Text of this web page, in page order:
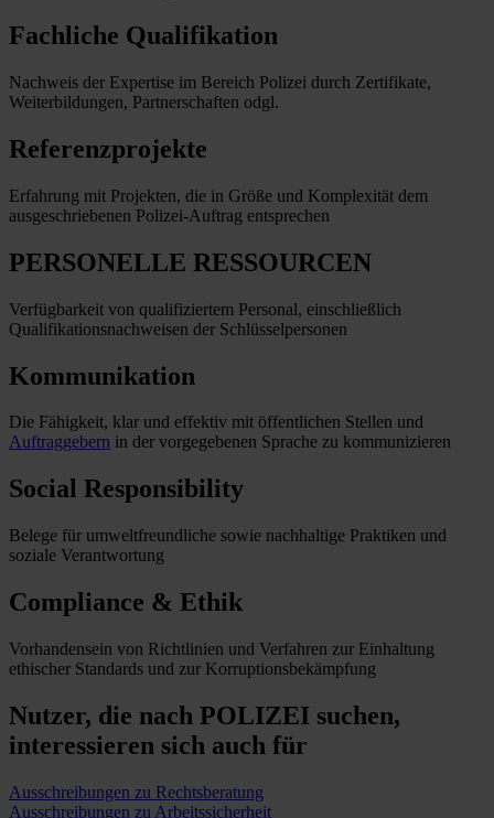
Fachliche Qualifikation
Nachweis der Expertise im Bereich Polizei durch Zertifikate,
Weiterbildungen, Partnerschaften odgl.
Referenzprojekte
Erfahrung mit Projekten, die in Größe und Komplexität dem
ausgeschriebenen Polizei-Auftrag entsprechen
PERSONELLE RESSOURCEN
Verfügbarkeit von qualifiziertem Personal, einschließlich
Qualifikationsnachweisen der Schlüsselpersonen
Kommunikation
Die Fähigkeit, klar und effektiv mit öffentlichen Stellen und
Auftraggebern in der vorgegebenen Sprache zu kommunizieren
Social Responsibility
Belege für umweltfreundliche sowie nachhaltige Praktiken und
soziale Verantwortung
Compliance & Ethik
Vorhandensein von Richtlinien und Verfahren zur Einhaltung
ethischer Standards und zur Korruptionsbekämpfung
Nutzer, die nach POLIZEI suchen,
interessieren sich auch für
Ausschreibungen zu Rechtsberatung
Ausschreibungen zu Arbeitssicherheit